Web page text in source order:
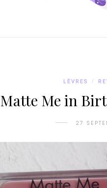
LÈVRES /
Matte Me in
27